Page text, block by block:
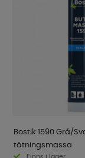
Bostik 1590 Grå/
tätningsmassa
Finns i lager